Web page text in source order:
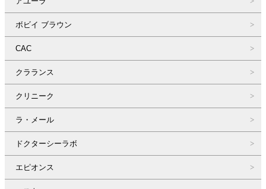
ボビイ ブラウン
CAC
クラランス
クリニーク
ラ・メール
ドクターシーラボ
エピオンス